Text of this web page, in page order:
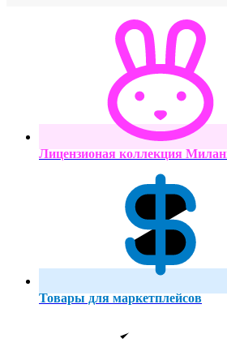
Лицензионая коллекция
Товары для маркетплейсов